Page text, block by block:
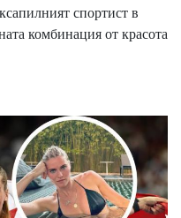
спортист в
комбинация от красота